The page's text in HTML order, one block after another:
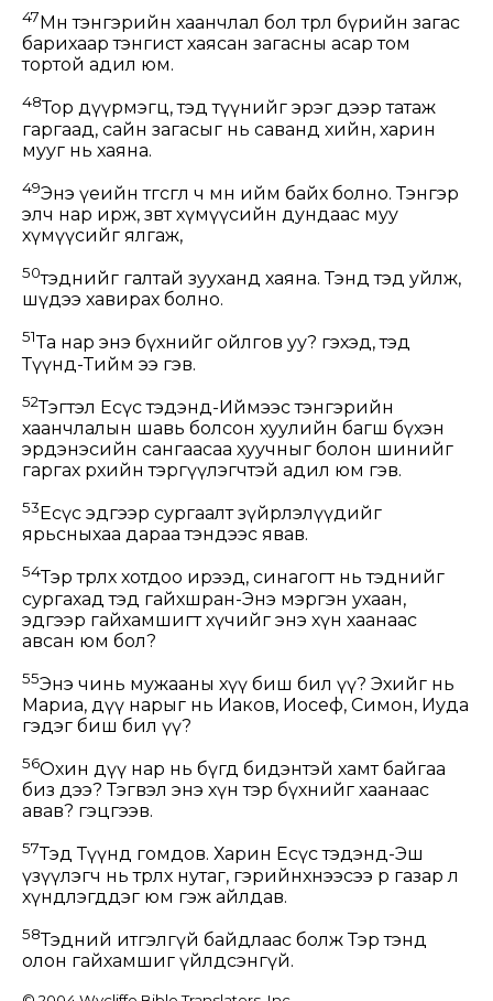
47 Мөн тэнгэрийн хаанчлал бол төрөл бүрийн загас
барихаар тэнгист хаясан загасны асар том
тортой адил юм.
48Тор дүүрмэгц, тэд түүнийг эрэг дээр татаж
гаргаад, сайн загасыг нь саванд хийн, харин
мууг нь хаяна.
49Энэ үеийн төгсгөл ч мөн ийм байх болно. Тэнгэр
элч нар ирж, зөвт хүмүүсийн дундаас муу
хүмүүсийг ялгаж,
50тэднийг галтай зууханд хаяна. Тэнд тэд уйлж,
шүдээ хавирах болно.
51Та нар энэ бүхнийг ойлгов уу? гэхэд, тэд
Түүнд-Тийм ээ гэв.
52Тэгтэл Есүс тэдэнд-Иймээс тэнгэрийн
хаанчлалын шавь болсон хуулийн багш бүхэн
эрдэнэсийн сангаасаа хуучныг болон шинийг
гаргах өрхийн тэргүүлэгчтэй адил юм гэв.
53 Есүс эдгээр сургаалт зүйрлэлүүдийг
ярьсныхаа дараа тэндээс явав.
54Тэр төрөлх хотдоо ирээд, синагогт нь тэднийг
сургахад тэд гайхшран-Энэ мэргэн ухаан,
эдгээр гайхамшигт хүчийг энэ хүн хаанаас
авсан юм бол?
55Энэ чинь мужааны хүү биш бил үү? Эхийг нь
Мариа, дүү нарыг нь Иаков, Иосеф, Симон, Иуда
гэдэг биш бил үү?
56Охин дүү нар нь бүгд бидэнтэй хамт байгаа
биз дээ? Тэгвэл энэ хүн тэр бүхнийг хаанаас
авав? гэцгээв.
57Тэд Түүнд гомдов. Харин Есүс тэдэнд-Эш
үзүүлэгч нь төрөлх нутаг, гэрийнхнээсээ өөр газар л
хүндлэгддэг юм гэж айлдав.
58Тэдний итгэлгүй байдлаас болж Тэр тэнд
олон гайхамшиг үйлдсэнгүй.